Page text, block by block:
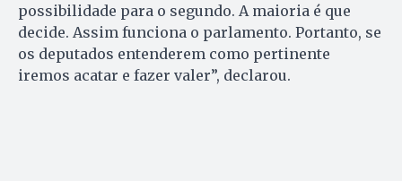
possibilidade para o segundo. A maioria é que
decide. Assim funciona o parlamento. Portanto, se
os deputados entenderem como pertinente
iremos acatar e fazer valer”, declarou.